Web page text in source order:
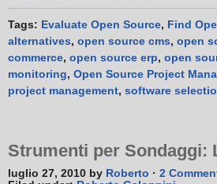
Tags: Evaluate Open Source, Find
alternatives, open source cms, open
commerce, open source erp, open
monitoring, Open Source Project
project management, software
Strumenti per Sondaggi:
luglio 27, 2010 by Roberto · 2